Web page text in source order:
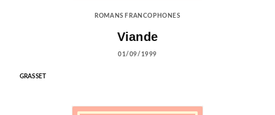
ROMANS FRANCOPHONES
Viande
01/09/1999
GRASSET